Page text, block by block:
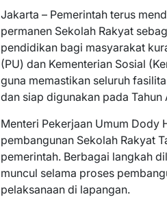
Jakarta – Pemerintah terus
permanen Sekolah Rakyat
pendidikan bagi masyarakat
(PU) dan Kementerian Sosial
guna memastikan seluruh
dan siap digunakan pada
Menteri Pekerjaan Umum Dody
pembangunan Sekolah Rakyat
pemerintah. Berbagai langkah
muncul selama proses
pelaksanaan di lapangan.